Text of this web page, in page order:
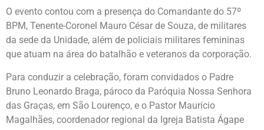
O evento contou com a presença do Comandante do 57º
BPM, Tenente-Coronel Mauro César de Souza, de militares
da sede da Unidade, além de policiais militares femininas
que atuam na área do batalhão e veteranos da corporação.
Para conduzir a celebração, foram convidados o Padre
Bruno Leonardo Braga, pároco da Paróquia Nossa Senhora
das Graças, em São Lourenço, e o Pastor Maurício
Magalhães, coordenador regional da Igreja Batista Ágape